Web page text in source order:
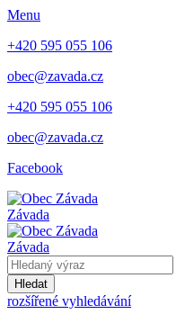
Menu
+420 595 055 106
obec@zavada.cz
+420 595 055 106
obec@zavada.cz
Facebook
Závada
Závada
Hledat
rozšířené vyhledávání